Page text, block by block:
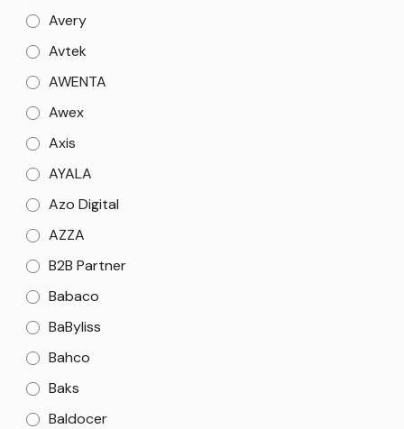
Avery
Avtek
AWENTA
Awex
Axis
AYALA
Azo Digital
AZZA
B2B Partner
Babaco
BaByliss
Bahco
Baks
Baldocer